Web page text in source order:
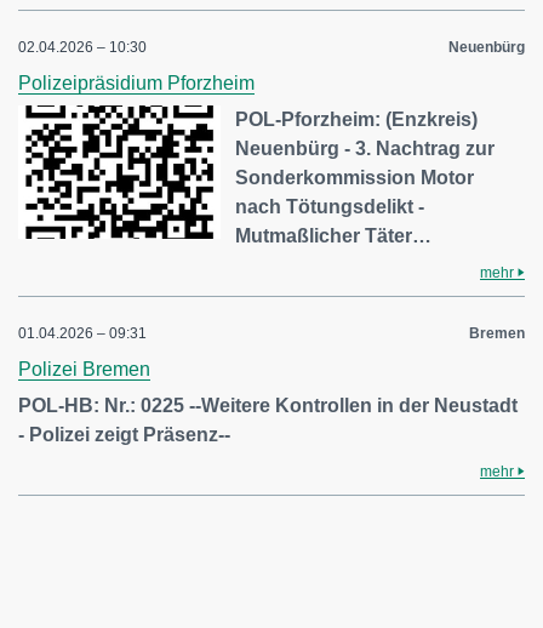
02.04.2026 – 10:30 Neuenbürg
Polizeipräsidium Pforzheim
POL-Pforzheim: (Enzkreis)
Neuenbürg - 3. Nachtrag zur
Sonderkommission Motor
nach Tötungsdelikt -
Mutmaßlicher Täter…
mehr
01.04.2026 – 09:31 Bremen
Polizei Bremen
POL-HB: Nr.: 0225 --Weitere Kontrollen in der Neustadt
- Polizei zeigt Präsenz--
mehr